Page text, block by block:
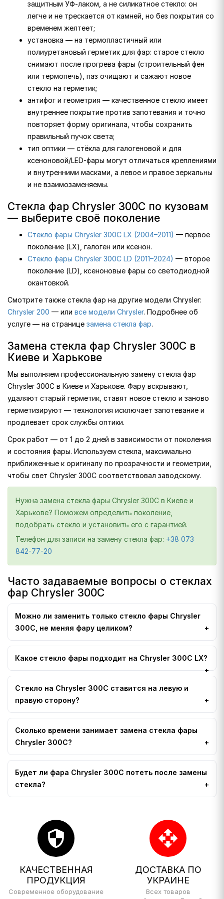
защитным УФ-лаком, а не силикатное стекло: он
легче и не трескается от камней, но без покрытия со
временем желтеет;
установка — на термопластичный или
полиуретановый герметик для фар: старое стекло
снимают после прогрева фары (строительный фен
или термопечь), паз очищают и сажают новое
стекло на герметик;
антифог и геометрия — качественное стекло имеет
внутреннее покрытие против запотевания и точно
повторяет форму оригинала, чтобы сохранить
правильный пучок света;
тип оптики — стёкла для галогеновой и для
ксеноновой/LED-фары могут отличаться креплениями
и внутренними масками, а левое и правое зеркальны
и не взаимозаменяемы.
Стекла фар Chrysler 300C по кузовам
— выберите своё поколение
Стекло фары Chrysler 300C LX (2004–2011) — первое
поколение (LX), галоген или ксенон.
Стекло фары Chrysler 300C LD (2011–2024) — второе
поколение (LD), ксеноновые фары со светодиодной
окантовкой.
Смотрите также стекла фар на другие модели Chrysler:
Chrysler 200 — или все модели Chrysler. Подробнее об
услуге — на странице замена стекла фар.
Замена стекла фар Chrysler 300C в
Киеве и Харькове
Мы выполняем профессиональную замену стекла фар
Chrysler 300C в Киеве и Харькове. Фару вскрывают,
удаляют старый герметик, ставят новое стекло и заново
герметизируют — технология исключает запотевание и
продлевает срок службы оптики.
Срок работ — от 1 до 2 дней в зависимости от поколения
и состояния фары. Используем стекла, максимально
приближенные к оригиналу по прозрачности и геометрии,
чтобы свет Chrysler 300C соответствовал заводскому.
Нужна замена стекла фары Chrysler 300C в Киеве и
Харькове? Поможем определить поколение,
подобрать стекло и установить его с гарантией.
Телефон для записи на замену стекла фар: +38 073
842-77-20
Часто задаваемые вопросы о стеклах
фар Chrysler 300C
Можно ли заменить только стекло фары Chrysler
300C, не меняя фару целиком?
Какое стекло фары подходит на Chrysler 300C LX?
Стекло на Chrysler 300C ставится на левую и
правую сторону?
Сколько времени занимает замена стекла фары
Chrysler 300C?
Будет ли фара Chrysler 300C потеть после замены
стекла?
security
КАЧЕСТВЕННАЯ
ПРОДУКЦИЯ
Современное оборудование
open_with
ДОСТАВКА ПО
УКРАИНЕ
Всех товаров